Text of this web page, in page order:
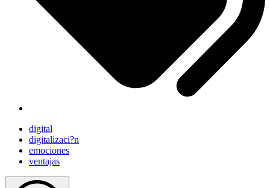
digital
digitalizaci?n
emociones
ventajas